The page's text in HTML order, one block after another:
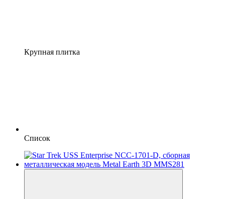
Крупная плитка
Список